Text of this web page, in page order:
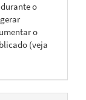
o
o
(veja